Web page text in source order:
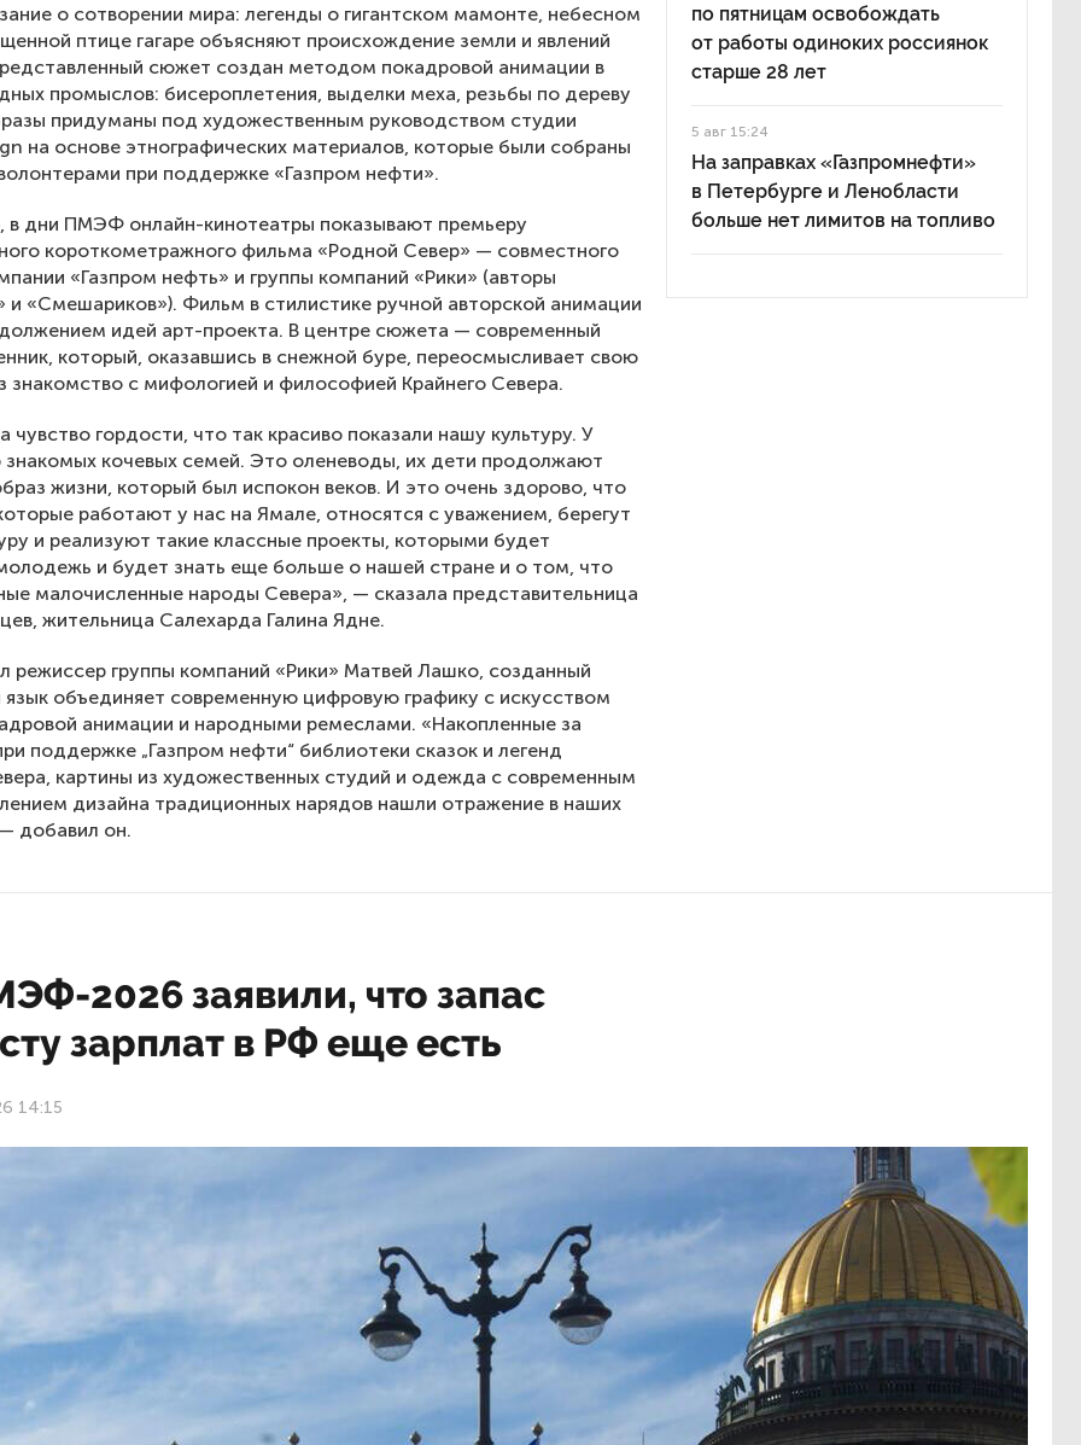
о сотворении мира: легенды о гигантском мамонте, небесном
птице гагаре объясняют происхождение земли и явлений
сюжет создан методом покадровой анимации в
промыслов: бисероплетения, выделки меха, резьбы по дереву
придуманы под художественным руководством студии
на основе этнографических материалов, которые были собраны
при поддержке «Газпром нефти».
в дни ПМЭФ онлайн-кинотеатры показывают премьеру
короткометражного фильма «Родной Север» — совместного
«Газпром нефть» и группы компаний «Рики» (авторы
и «Смешариков»). Фильм в стилистике ручной авторской анимации
идей арт-проекта. В центре сюжета — современный
который, оказавшись в снежной буре, переосмысливает свою
знакомство с мифологией и философией Крайнего Севера.
чувство гордости, что так красиво показали нашу культуру. У
знакомых кочевых семей. Это оленеводы, их дети продолжают
жизни, который был испокон веков. И это очень здорово, что
работают у нас на Ямале, относятся с уважением, берегут
и реализуют такие классные проекты, которыми будет
и будет знать еще больше о нашей стране и о том, что
малочисленные народы Севера», — сказала представительница
жительница Салехарда Галина Ядне.
режиссер группы компаний «Рики» Матвей Лашко, созданный
язык объединяет современную цифровую графику с искусством
анимации и народными ремеслами. «Накопленные за
поддержке „Газпром нефти“ библиотеки сказок и легенд
картины из художественных студий и одежда с современным
дизайна традиционных нарядов нашли отражение в наших
добавил он.
по пятницам освобождать
от работы одиноких россиянок
старше 28 лет
5 авг 15:24
На заправках «Газпромнефти»
в Петербурге и Ленобласти
больше нет лимитов на топливо
2026 заявили, что запас
зарплат в РФ еще есть
14:15